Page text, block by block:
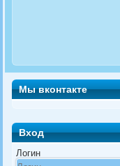
Мы вконтакте
Вход
Логин